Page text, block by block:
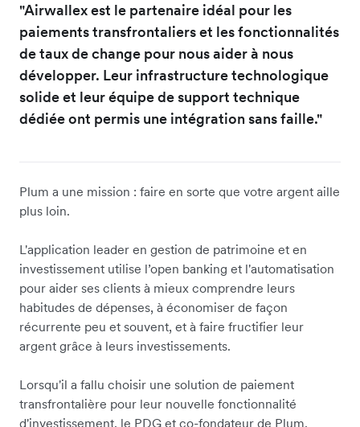
"Airwallex est le partenaire idéal pour les
paiements transfrontaliers et les fonctionnalités
de taux de change pour nous aider à nous
développer. Leur infrastructure technologique
solide et leur équipe de support technique
dédiée ont permis une intégration sans faille."
Plum a une mission : faire en sorte que votre argent aille
plus loin.
L'application leader en gestion de patrimoine et en
investissement utilise l’open banking et l'automatisation
pour aider ses clients à mieux comprendre leurs
habitudes de dépenses, à économiser de façon
récurrente peu et souvent, et à faire fructifier leur
argent grâce à leurs investissements.
Lorsqu'il a fallu choisir une solution de paiement
transfrontalière pour leur nouvelle fonctionnalité
d'investissement, le PDG et co-fondateur de Plum,